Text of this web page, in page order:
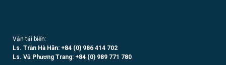
Vận tải biển:
Ls. Trần Hà Hân: +84 (0) 986 414 702
Ls. Vũ Phương Trang: +84 (0) 989 771 780